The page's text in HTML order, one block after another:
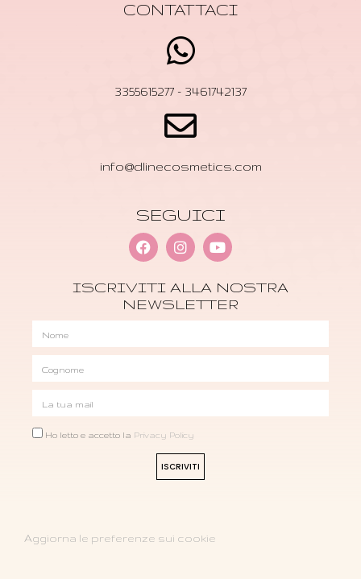
CONTATTACI
3355615277 - 3461742137
info@dlinecosmetics.com
SEGUICI
ISCRIVITI ALLA NOSTRA
NEWSLETTER
Ho letto e accetto la Privacy Policy
ISCRIVITI
Aggiorna le preferenze sui cookie